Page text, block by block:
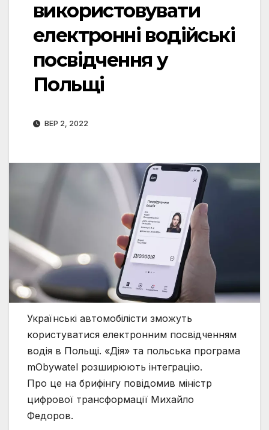
використовувати
електронні водійські
посвідчення у
Польщі
ВЕР 2, 2022
Українські автомобілісти зможуть
користуватися електронним посвідченням
водія в Польщі. «Дія» та польська програма
mObywatel розширюють інтеграцію.
Про це на брифінгу повідомив міністр
цифрової трансформації Михайло
Федоров.